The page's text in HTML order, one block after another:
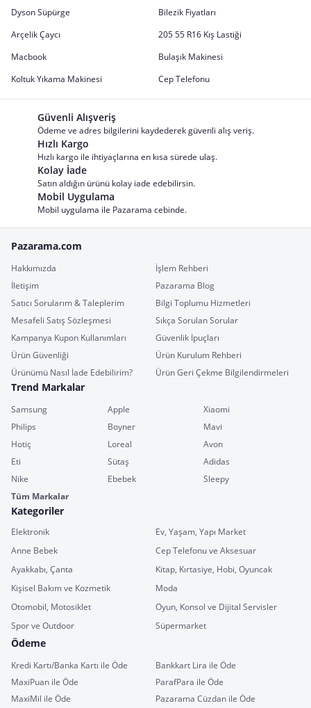
Dyson Süpürge
Bilezik Fiyatları
Arçelik Çaycı
205 55 R16 Kış Lastiği
Macbook
Bulaşık Makinesi
Koltuk Yıkama Makinesi
Cep Telefonu
Güvenli Alışveriş
Ödeme ve adres bilgilerini kaydederek güvenli alış veriş.
Hızlı Kargo
Hızlı kargo ile ihtiyaçlarına en kısa sürede ulaş.
Kolay İade
Satın aldığın ürünü kolay iade edebilirsin.
Mobil Uygulama
Mobil uygulama ile Pazarama cebinde.
Pazarama.com
Hakkımızda
İşlem Rehberi
İletişim
Pazarama Blog
Satıcı Sorularım & Taleplerim
Bilgi Toplumu Hizmetleri
Mesafeli Satış Sözleşmesi
Sıkça Sorulan Sorular
Kampanya Kupon Kullanımları
Güvenlik İpuçları
Ürün Güvenliği
Ürün Kurulum Rehberi
Ürünümü Nasıl İade Edebilirim?
Ürün Geri Çekme Bilgilendirmeleri
Trend Markalar
Samsung Apple
Xiaomi
Philips
Boyner
Mavi
Hotiç
Loreal
Avon
Eti
Sütaş
Adidas
Nike
Ebebek
Sleepy
Tüm Markalar
Kategoriler
Elektronik
Ev, Yaşam, Yapı Market
Anne Bebek
Cep Telefonu ve Aksesuar
Ayakkabı, Çanta
Kitap, Kırtasiye, Hobi, Oyuncak
Kişisel Bakım ve Kozmetik
Moda
Otomobil, Motosiklet
Oyun, Konsol ve Dijital Servisler
Spor ve Outdoor
Süpermarket
Ödeme
Kredi Kartı/Banka Kartı ile Öde
Bankkart Lira ile Öde
MaxiPuan ile Öde
ParafPara ile Öde
MaxiMil ile Öde
Pazarama Cüzdan ile Öde